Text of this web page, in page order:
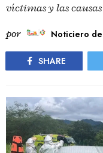
víctimas y las
por Noticiero
SHARE